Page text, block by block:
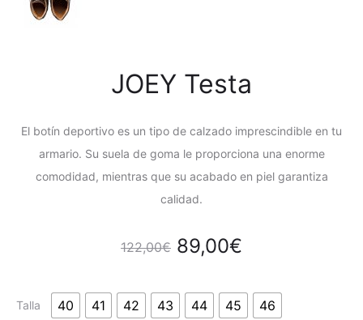
JOEY Testa
El botín deportivo es un tipo de calzado imprescindible en tu
armario. Su suela de goma le proporciona una enorme
comodidad, mientras que su acabado en piel garantiza
calidad.
122,00€ 89,00€
Talla 40 41 42 43 44 45 46